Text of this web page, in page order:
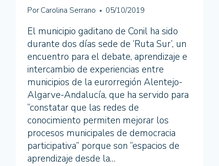
Por Carolina Serrano 05/10/2019
El municipio gaditano de Conil ha sido
durante dos días sede de ‘Ruta Sur’, un
encuentro para el debate, aprendizaje e
intercambio de experiencias entre
municipios de la eurorregión Alentejo-
Algarve-Andalucía, que ha servido para
“constatar que las redes de
conocimiento permiten mejorar los
procesos municipales de democracia
participativa” porque son “espacios de
aprendizaje desde la…